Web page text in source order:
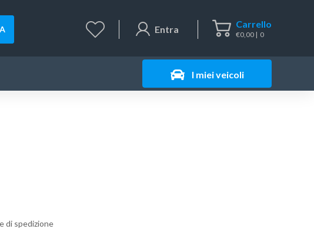
Carrello
€0,00 0
Entra
I miei veicoli
di spedizione